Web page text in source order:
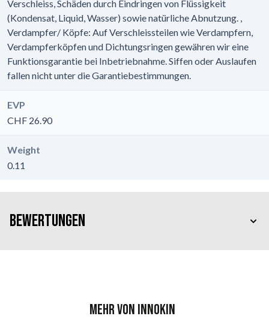
Verschleiss, Schäden durch Eindringen von Flüssigkeit
(Kondensat, Liquid, Wasser) sowie natürliche Abnutzung. ,
Verdampfer/ Köpfe: Auf Verschleissteilen wie Verdampfern,
Verdampferköpfen und Dichtungsringen gewähren wir eine
Funktionsgarantie bei Inbetriebnahme. Siffen oder Auslaufen
fallen nicht unter die Garantiebestimmungen.
EVP
CHF 26.90
Weight
0.11
Bewertungen
Mehr von Innokin